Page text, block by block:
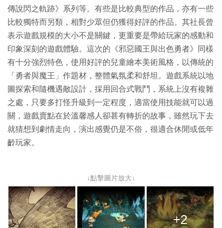
傳說閃之軌跡》系列等。有些是比較典型的作品，亦有一些
比較獨特而另類，相對少眾但仍獲得好評的作品。其社長曾
表示遊戲規模的大小不是關鍵，更重要是帶給玩家的感動和
印象深刻的遊戲體驗。這次的《邪惡國王與出色勇者》同樣
有十分強烈特色，使用好評的兒童繪本美術風格，以傳統的
「勇者與魔王」作題材，整體氣氛柔和舒坦。遊戲系統以地
圖探索和隨機遇敵設計，採用回合式戰鬥，系統上沒有複雜
之處，只要多打怪升級到一定程度，適當使用技能就可以過
關，遊戲賣點在於溫馨感人卻甚有轉折的故事，雖然玩下去
就猜想到劇情走向，演出感覺仍是不俗，很適合休閒或低年
齡玩家。
↓點擊圖片放大↓
+2